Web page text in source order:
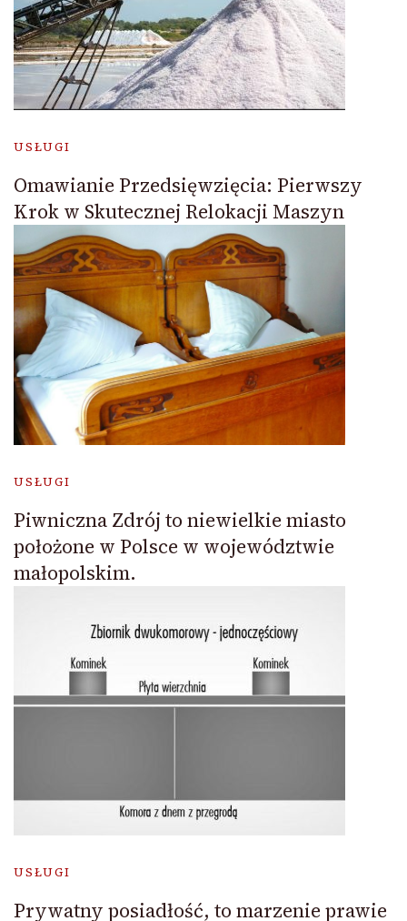
USŁUGI
Omawianie Przedsięwzięcia: Pierwszy
Krok w Skutecznej Relokacji Maszyn
USŁUGI
Piwniczna Zdrój to niewielkie miasto
położone w Polsce w województwie
małopolskim.
USŁUGI
Prywatny posiadłość, to marzenie prawie